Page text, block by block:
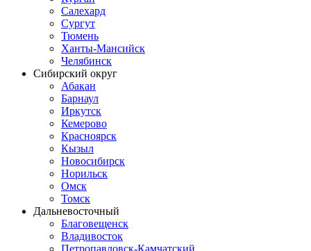
Салехард
Сургут
Тюмень
Ханты-Мансийск
Челябинск
Сибирский округ
Абакан
Барнаул
Иркутск
Кемерово
Красноярск
Кызыл
Новосибирск
Норильск
Омск
Томск
Дальневосточный
Благовещенск
Владивосток
Петропавловск-Камчатский